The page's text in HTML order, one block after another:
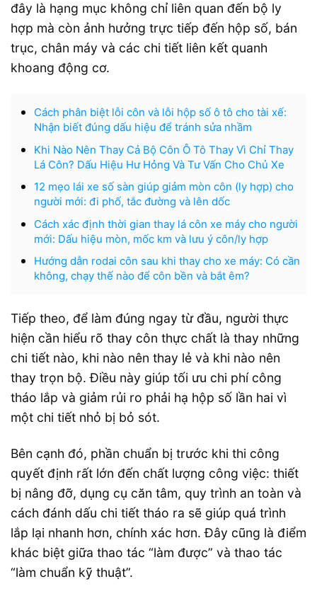
đây là hạng mục không chỉ liên quan đến bộ ly
hợp mà còn ảnh hưởng trực tiếp đến hộp số, bán
trục, chân máy và các chi tiết liên kết quanh
khoang động cơ.
Cách phân biệt lỗi côn và lỗi hộp số ô tô cho tài xế:
Nhận biết đúng dấu hiệu để tránh sửa nhầm
Khi Nào Nên Thay Cả Bộ Côn Ô Tô Thay Vì Chỉ Thay
Lá Côn? Dấu Hiệu Hư Hỏng Và Tư Vấn Cho Chủ Xe
12 mẹo lái xe số sàn giúp giảm mòn côn (ly hợp) cho
người mới: đi phố, tắc đường và lên dốc
Cách xác định thời gian thay lá côn xe máy cho người
mới: Dấu hiệu mòn, mốc km và lưu ý côn/ly hợp
Hướng dẫn rodai côn sau khi thay cho xe máy: Có cần
không, chạy thế nào để côn bền và bắt êm?
Tiếp theo, để làm đúng ngay từ đầu, người thực
hiện cần hiểu rõ thay côn thực chất là thay những
chi tiết nào, khi nào nên thay lẻ và khi nào nên
thay trọn bộ. Điều này giúp tối ưu chi phí công
tháo lắp và giảm rủi ro phải hạ hộp số lần hai vì
một chi tiết nhỏ bị bỏ sót.
Bên cạnh đó, phần chuẩn bị trước khi thi công
quyết định rất lớn đến chất lượng công việc: thiết
bị nâng đỡ, dụng cụ căn tâm, quy trình an toàn và
cách đánh dấu chi tiết tháo ra sẽ giúp quá trình
lắp lại nhanh hơn, chính xác hơn. Đây cũng là điểm
khác biệt giữa thao tác “làm được” và thao tác
“làm chuẩn kỹ thuật”.